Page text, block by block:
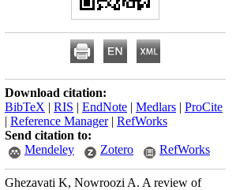
Download citation:
BibTeX | RIS | EndNote | Medlars | ProCite
| Reference Manager| RefWorks
Send citation to:
Mendeley
Zotero RefWorks
Ghezavati K, Nowroozi A. A review of